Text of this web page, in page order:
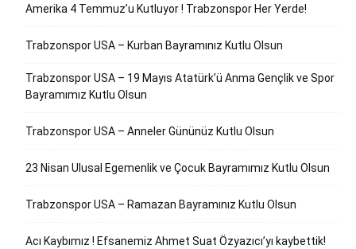
Amerika 4 Temmuz’u Kutluyor ! Trabzonspor Her Yerde!
Trabzonspor USA – Kurban Bayramınız Kutlu Olsun
Trabzonspor USA – 19 Mayıs Atatürk’ü Anma Gençlik ve Spor
Bayramımız Kutlu Olsun
Trabzonspor USA – Anneler Gününüz Kutlu Olsun
23 Nisan Ulusal Egemenlik ve Çocuk Bayramımız Kutlu Olsun
Trabzonspor USA – Ramazan Bayramınız Kutlu Olsun
Acı Kaybımız ! Efsanemiz Ahmet Suat Özyazıcı’yı kaybettik!